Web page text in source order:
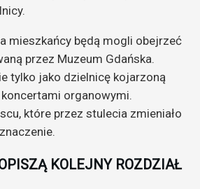
mieszkańcy będą mogli obejrzeć
przez Muzeum Gdańska.
tylko jako dzielnicę kojarzoną
organowymi.
które przez stulecia zmieniało
KOLEJNY ROZDZIAŁ